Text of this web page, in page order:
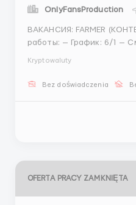
OnlyFansProduction
ВАКАНСИЯ: FARMER (КОНТЕНТ-
работы: — График: 6/1 —
Telegram — Платные сайт...
Kryptowaluty
Bez doświadczenia
OFERTA PRACY ZAMKNIĘTA